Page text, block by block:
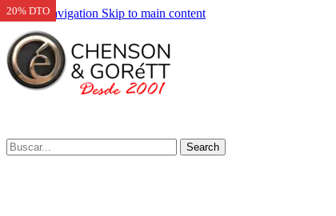
Skip to navigation Skip to main content
Search
20% DTO